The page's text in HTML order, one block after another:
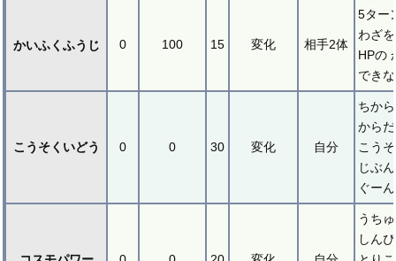
かいふくふうじ 0 100 15 変化 相手2体
5ター
わざ
HPの
でき
こうそくいどう 0 0 30 変化 自分
ちか
から
こう
じぶ
ぐー
うち
しん